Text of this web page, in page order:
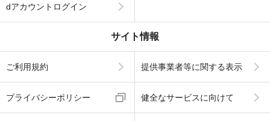
dアカウントログイン
サイト情報
ご利用規約 提供事業者等に関する表示
プライバシーポリシー 健全なサービスに向けて